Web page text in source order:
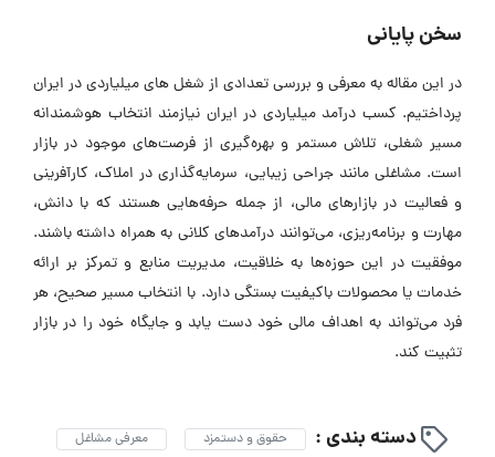
سخن پایانی
در این مقاله به معرفی و بررسی تعدادی از شغل های میلیاردی در ایران
پرداختیم. کسب درآمد میلیاردی در ایران نیازمند انتخاب هوشمندانه
مسیر شغلی، تلاش مستمر و بهره‌گیری از فرصت‌های موجود در بازار
است. مشاغلی مانند جراحی زیبایی، سرمایه‌گذاری در املاک، کارآفرینی
و فعالیت در بازارهای مالی، از جمله حرفه‌هایی هستند که با دانش،
مهارت و برنامه‌ریزی، می‌توانند درآمدهای کلانی به همراه داشته باشند.
موفقیت در این حوزه‌ها به خلاقیت، مدیریت منابع و تمرکز بر ارائه
خدمات یا محصولات باکیفیت بستگی دارد. با انتخاب مسیر صحیح، هر
فرد می‌تواند به اهداف مالی خود دست یابد و جایگاه خود را در بازار
تثبیت کند.
دسته بندی : حقوق و دستمزد معرفی مشاغل